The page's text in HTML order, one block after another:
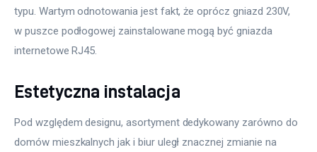
typu. Wartym odnotowania jest fakt, że oprócz gniazd 230V,
w puszce podłogowej zainstalowane mogą być gniazda
internetowe RJ45.
Estetyczna instalacja
Pod względem designu, asortyment dedykowany zarówno do
domów mieszkalnych jak i biur uległ znacznej zmianie na